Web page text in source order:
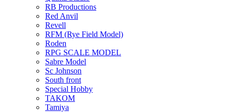
RB Productions
Red Anvil
Revell
RFM (Rye Field Model)
Roden
RPG SCALE MODEL
Sabre Model
Sc Johnson
South front
Special Hobby
TAKOM
Tamiya